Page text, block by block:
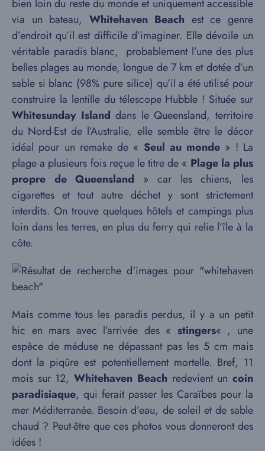
bien loin du reste du monde et uniquement accessible
via un bateau, Whitehaven Beach est ce genre
d’endroit qu’il est difficile d’imaginer. Elle dévoile un
véritable paradis blanc, probablement l’une des plus
belles plages au monde, longue de 7 km et dotée d’un
sable si blanc (98% pure silice) qu’il a été utilisé pour
construire la lentille du télescope Hubble ! Située sur
Whitesunday Islanddans le Queensland, territoire
du Nord-Est de l’Australie, elle semble être le décor
idéal pour un remake de « Seul au monde » ! La
plage a plusieurs fois reçue le titre de « Plage la plus
propre de Queensland » car les chiens, les
cigarettes et tout autre déchet y sont strictement
interdits. On trouve quelques hôtels et campings plus
loin dans les terres, en plus du ferry qui relie l’île à la
côte.
Mais comme tous les paradis perdus, il y a un petit
hic en mars avec l’arrivée des « stingers« , une
espèce de méduse ne dépassant pas les 5 cm mais
dont la piqûre est potentiellement mortelle. Bref, 11
mois sur 12,Whitehaven Beach redevient un coin
paradisiaque, qui ferait passer les Caraïbes pour la
mer Méditerranée. Besoin d’eau, de soleil et de sable
chaud ? Peut-être que ces photos vous donneront des
idées !